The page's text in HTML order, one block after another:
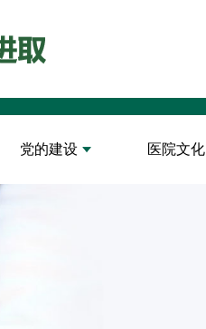
党的建设 医院文化